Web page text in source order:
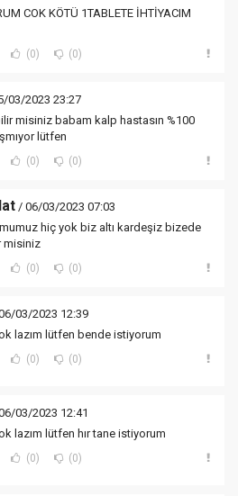
COK KÖTÜ 1TABLETE İHTİYACIM
(0) (0)
03/2023 23:27
misiniz babam kalp hastasın %100
lütfen
(0) (0)
/ 06/03/2023 07:03
hiç yok biz altı kardeşiz bizede
misiniz
(0) (0)
03/2023 12:39
lazım lütfen bende istiyorum
(0) (0)
03/2023 12:41
lazım lütfen hır tane istiyorum
(0) (0)